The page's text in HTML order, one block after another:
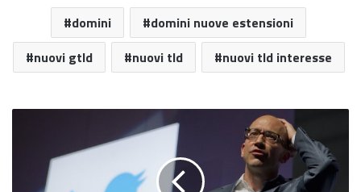
domini
domini nuove estensioni
nuovi gtld
nuovi tld nuovi tld interesse